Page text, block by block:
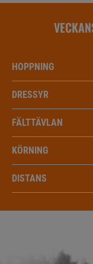
HOPPNING
DRESSYR
FÄLTTÄVLAN
KÖRNING
DISTANS